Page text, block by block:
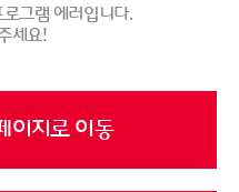
그램 에러입니다.
세요!
이지로 이동